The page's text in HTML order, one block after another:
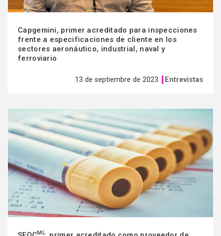
Capgemini, primer acreditado para inspecciones
frente a especificaciones de cliente en los
sectores aeronáutico, industrial, naval y
ferroviario
13 de septiembre de 2023 Entrevistas
ML
más